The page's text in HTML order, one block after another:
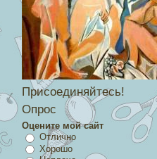
Присоединяйтесь!
Опрос
Оцените мой сайт
Отлично
Хорошо